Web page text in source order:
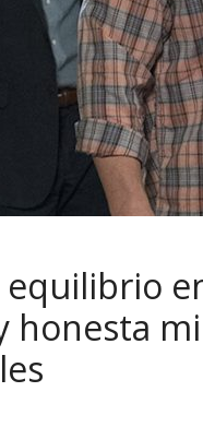
equilibrio
honesta